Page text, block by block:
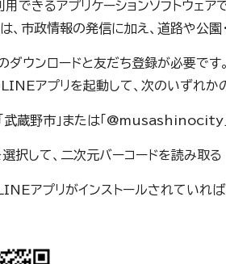
できるアプリケーションソフトウェアで
市政情報の発信に加え、道路や公園
ウンロードと友だち登録が必要です。
アプリを起動して、次のいずれか
武蔵野市」または「@musashinocity
選択して、二次元バーコードを読み取る
アプリがインストールされていれ